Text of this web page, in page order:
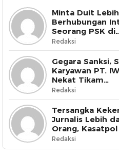
Minta Duit
Berhubungan
Seorang PSK di
Halmahera
Tewas Ditusuk
Redaksi
Gegara Sanksi,
Karyawan PT.
Nekat Tikam
Pimpinannya
Redaksi
Tersangka
Jurnalis Lebih
Orang, Kasatpol
Ternate Masih
Redaksi